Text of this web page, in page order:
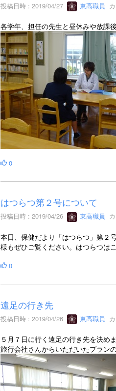
投稿日時 : 2019/04/27 東高職員
各学年、担任の先生と昼休みや放課
0
はつらつ第２号について
投稿日時 : 2019/04/26 東高職員
本日、保健だより「はつらつ」第２
様もぜひご覧ください。はつらつは
0
遠足の行き先
投稿日時 : 2019/04/26 東高職員
５月７日に行く遠足の行き先を決めま
旅行会社さんからいただいたプラン